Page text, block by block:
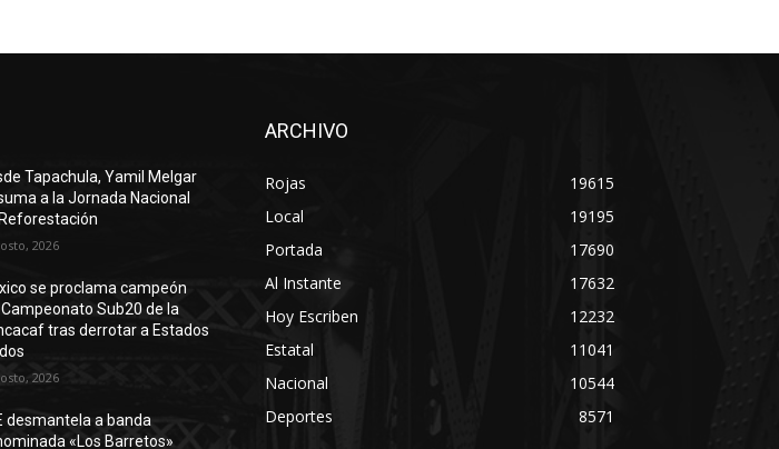
Tapachula, Yamil Melgar
a la Jornada Nacional
2026
se proclama campeón
Sub20 de la
tras derrotar a Estados
2026
desmantela a banda
«Los Barretos»
ARCHIVO
Rojas
19615
Local
19195
Portada
17690
Al Instante
17632
Hoy Escriben
12232
Estatal
11041
Nacional
10544
Deportes
8571